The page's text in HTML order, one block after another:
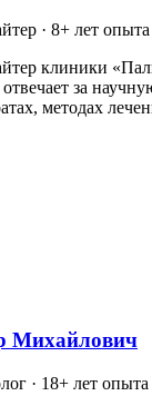
· 8+ лет опыта
клиники
за
методах
Михайлович
· 18+ лет опыта